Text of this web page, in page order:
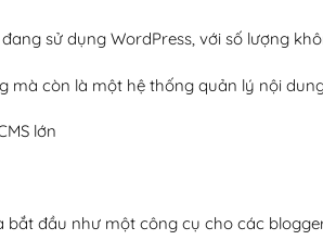
sử dụng WordPress, với số lượng
mà còn là một hệ thống quản lý nội
lớn
bắt đầu như một công cụ cho các